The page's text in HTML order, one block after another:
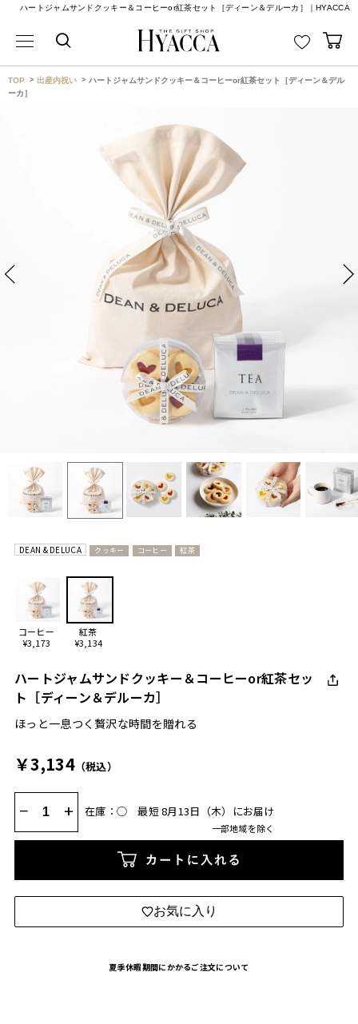
ハートジャムサンドクッキー＆コーヒーor紅茶セット［ディーン＆デルーカ］｜HYACCA
TOP 出産内祝い
ハートジャムサンドクッキー＆コーヒーor紅茶セット［ディーン＆デル
ーカ］
DEAN & DELUCA クッキー コーヒー 紅茶
コーヒー
¥3,173
紅茶
¥3,134
ハートジャムサンドクッキー＆コーヒーor紅茶セッ
ト［ディーン＆デルーカ］
ほっと一息つく贅沢な時間を贈れる
￥3,134（税込）
− + 在庫：◯ 最短 8月13日（木）にお届け
一部地域を除く
カートに入れる
お気に入り
夏季休暇期間にかかるご注文について